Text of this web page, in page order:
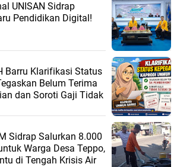
UNISAN Sidrap
Pendidikan Digital!
Barru Klarifikasi Status
Belum Terima
dan Soroti Gaji Tidak
Sidrap Salurkan 8.000
Warga Desa Teppo,
di Tengah Krisis Air